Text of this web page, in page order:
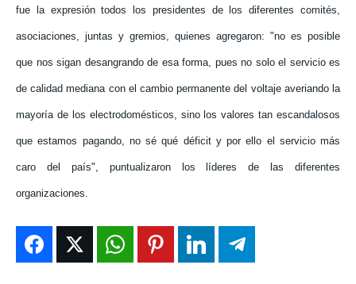
fue la expresión todos los presidentes de los diferentes comités,
asociaciones, juntas y gremios, quienes agregaron: "no es posible
que nos sigan desangrando de esa forma, pues no solo el servicio es
de calidad mediana con el cambio permanente del voltaje averiando la
mayoría de los electrodomésticos, sino los valores tan escandalosos
que estamos pagando, no sé qué déficit y por ello el servicio más
caro del país", puntualizaron los líderes de las diferentes
organizaciones.